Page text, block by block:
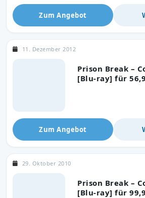
Zum Angebot
Prison Break –
[Blu-ray] für
11. Dezember 2012
Zum Angebot
Prison Break –
[Blu-ray] für
29. Oktober 2010